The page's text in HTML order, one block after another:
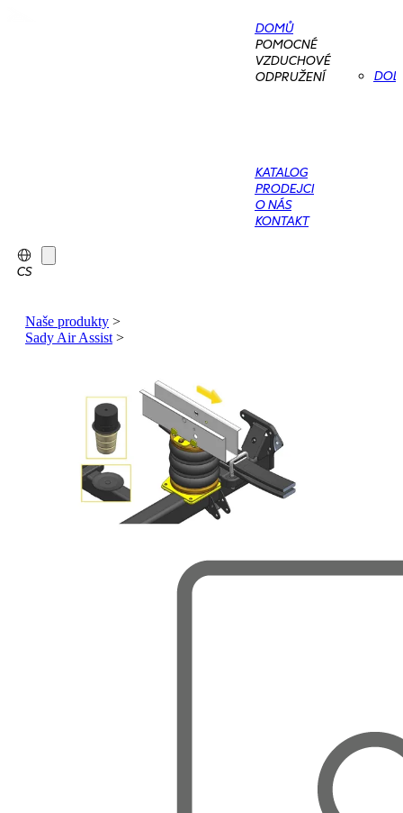
DOMŮ
POMOCNÉ
VZDUCHOVÉ
ODPRUŽENÍ
KATALOG
PRODEJCI
O NÁS
KONTAKT
CS
Naše produkty >
Sady Air Assist >